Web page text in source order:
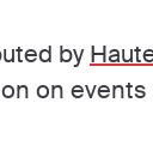
by
on